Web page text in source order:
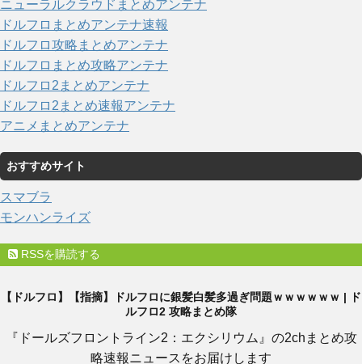
ニューラルクラウドまとめアンテナ
ドルフロまとめアンテナ速報
ドルフロ攻略まとめアンテナ
ドルフロまとめ攻略アンテナ
ドルフロ2まとめアンテナ
ドルフロ2まとめ速報アンテナ
アニメまとめアンテナ
おすすめサイト
スマブラ
モンハンライズ
RSSを購読する
【ドルフロ】【指摘】ドルフロに銀髪白髪多過ぎ問題ｗｗｗｗｗｗ | ド
ルフロ2 攻略まとめ隊
『ドールズフロントライン2：エクシリウム』の2chまとめ攻
略速報ニュースをお届けします